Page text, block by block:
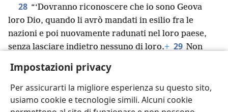
Impostazioni privacy
Per assicurarti la migliore esperienza su questo sito,
usiamo cookie e tecnologie simili. Alcuni cookie
28 “‘Dovranno riconoscere che io sono Geova
loro Dio, quando li avrò mandati in esilio fra le
nazioni e poi nuovamente radunati nel loro paese,
senza lasciare indietro nessuno di loro.+ 29 Non
verserò il mio spirito sulla casa d’Israele’,
il Sovrano Signore Geova”.